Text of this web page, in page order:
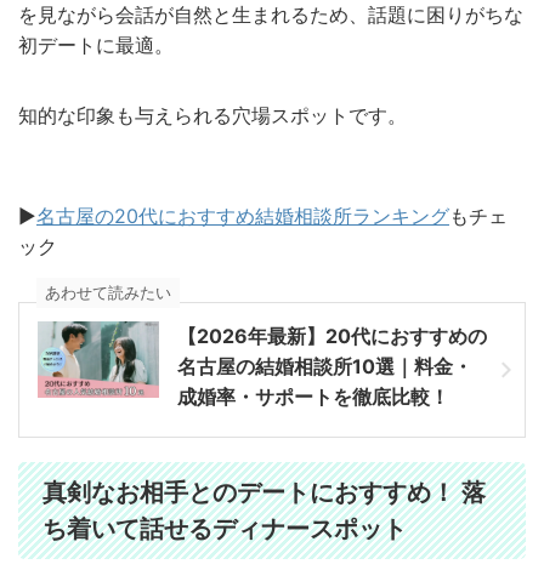
を見ながら会話が自然と生まれるため、話題に困りがちな
初デートに最適。
知的な印象も与えられる穴場スポットです。
▶︎名古屋の20代におすすめ結婚相談所ランキングもチェ
ック
【2026年最新】20代におすすめの
名古屋の結婚相談所10選｜料金・
成婚率・サポートを徹底比較！
あわせて読みたい
真剣なお相手とのデートにおすすめ！ 落
ち着いて話せるディナースポット